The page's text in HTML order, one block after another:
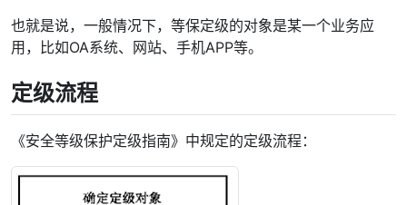
也就是说，一般情况下，等保定级的对象是某一个业务应
用，比如OA系统、网站、手机APP等。
定级流程
《安全等级保护定级指南》中规定的定级流程：